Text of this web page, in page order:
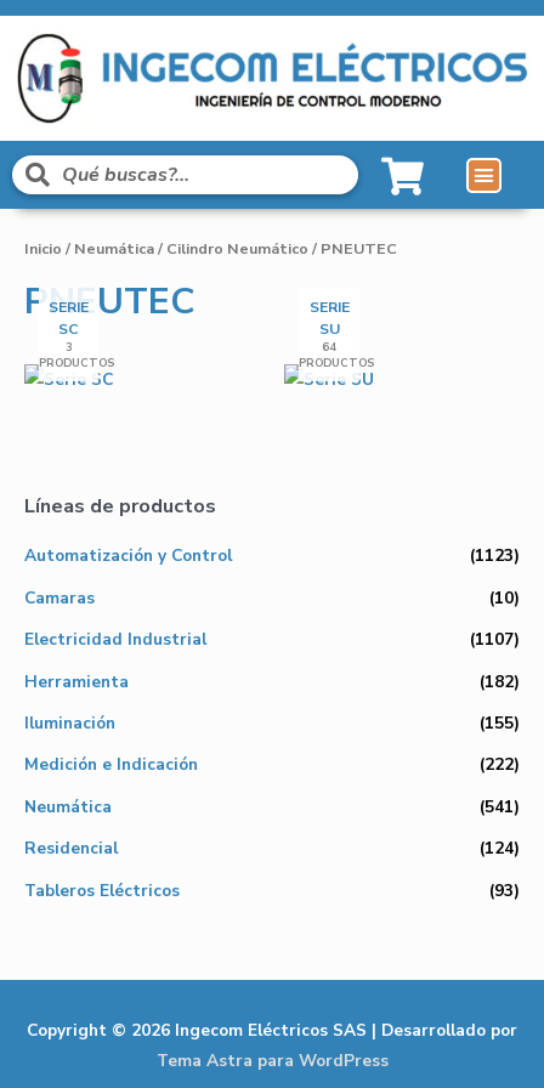
Líneas de productos
Automatización y Control
(1123)
Camaras
(10)
Electricidad Industrial
(1107)
Herramienta
(182)
Iluminación
(155)
Medición e Indicación
(222)
Neumática
(541)
Residencial
(124)
Tableros Eléctricos
(93)
Inicio / Neumática/ Cilindro Neumático / PNEUTEC
PNEUTEC
SERIE
SC
3
PRODUCTOS
SERIE
SU
64
PRODUCTOS
Copyright © 2026 Ingecom Eléctricos SAS | Desarrollado por
Tema Astra para WordPress